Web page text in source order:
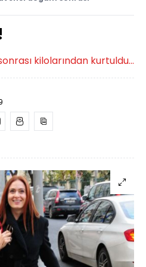
kilolarından kurtuldu...